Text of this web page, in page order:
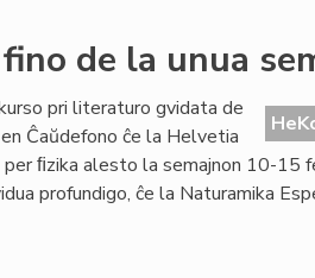
de la unua
pri literaturo gvidata de
Ĉaŭdefono ĉe la Helvetia
ﬁzika alesto la semajnon 10-15
profundigo, ĉe la Naturamika